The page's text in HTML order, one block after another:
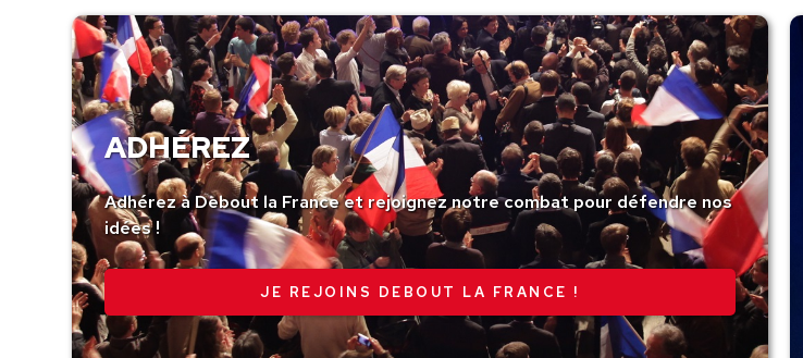
ADHÉREZ
Adhérez à Debout la France et rejoignez notre combat pour défendre nos
idées !
JE REJOINS DEBOUT LA FRANCE !